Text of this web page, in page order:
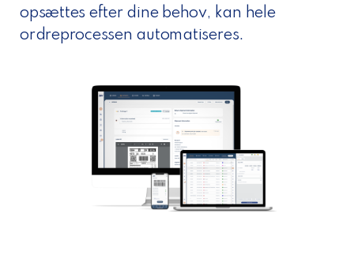
opsættes efter dine behov, kan hele
ordreprocessen automatiseres.